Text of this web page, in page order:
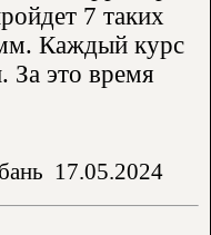
7 таких
Каждый курс
За это время
17.05.2024